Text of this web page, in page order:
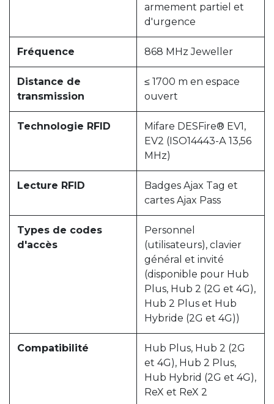
armement partiel et
d'urgence
Fréquence 868 MHz Jeweller
Distance de
transmission
≤ 1700 m en espace
ouvert
Technologie RFID
Mifare DESFire® EV1,
EV2 (ISO14443-А 13,56
MHz)
Lecture RFID
Badges Ajax Tag et
cartes Ajax Pass
Types de codes
d'accès
Personnel
(utilisateurs), clavier
général et invité
(disponible pour Hub
Plus, Hub 2 (2G et 4G),
Hub 2 Plus et Hub
Hybride (2G et 4G))
Compatibilité
Hub Plus, Hub 2 (2G
et 4G), Hub 2 Plus,
Hub Hybrid (2G et 4G),
ReX et ReX 2